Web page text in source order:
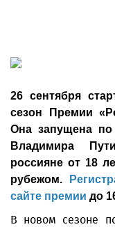
26 сентября
сезон Премии
Она запущена по
Владимира
россияне от 18
рубежом.
сайте премии до
В новом сезоне